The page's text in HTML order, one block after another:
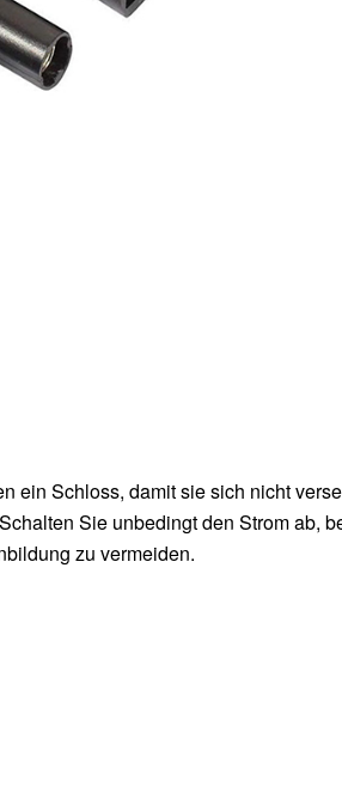
ein Schloss, damit sie sich nicht
Sie unbedingt den Strom ab,
zu vermeiden.